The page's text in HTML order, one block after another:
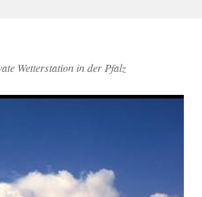
Wetterstation in der Pfalz